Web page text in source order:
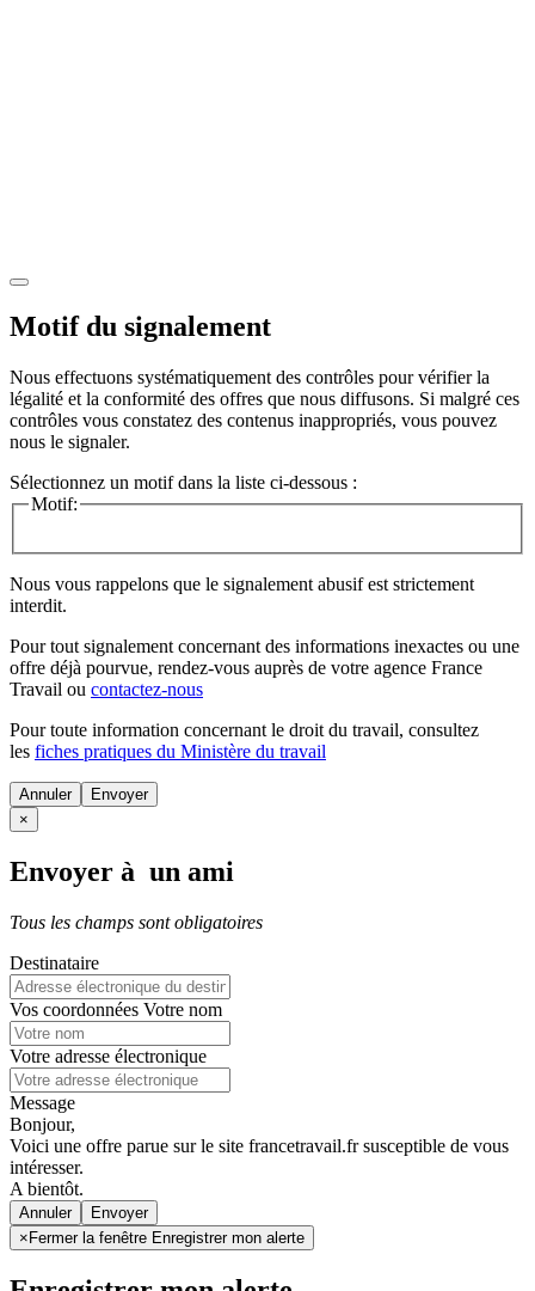
Motif du signalement
Nous effectuons systématiquement des contrôles pour vérifier la
légalité et la conformité des offres que nous diffusons. Si malgré ces
contrôles vous constatez des contenus inappropriés, vous pouvez
nous le signaler.
Sélectionnez un motif dans la liste ci-dessous :
Motif:
Nous vous rappelons que le signalement abusif est strictement
interdit.
Pour tout signalement concernant des informations inexactes ou une
offre déjà pourvue, rendez-vous auprès de votre agence France
Travail ou contactez-nous
Pour toute information concernant le droit du travail, consultez
les fiches pratiques du Ministère du travail
Annuler
×
Envoyer à un ami
Tous les champs sont obligatoires
Destinataire
Vos coordonnées Votre nom
Votre adresse électronique
Message
Bonjour,
Voici une offre parue sur le site francetravail.fr susceptible de vous
intéresser.
A bientôt.
Annuler
× Fermer la fenêtre Enregistrer mon alerte